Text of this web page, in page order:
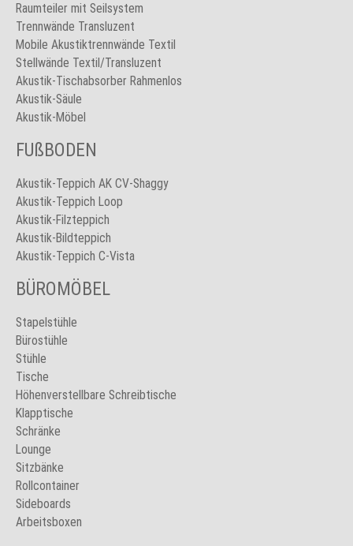
Raumteiler mit Seilsystem
Trennwände Transluzent
Mobile Akustiktrennwände Textil
Stellwände Textil/Transluzent
Akustik-Tischabsorber Rahmenlos
Akustik-Säule
Akustik-Möbel
FUßBODEN
Akustik-Teppich AK CV-Shaggy
Akustik-Teppich Loop
Akustik-Filzteppich
Akustik-Bildteppich
Akustik-Teppich C-Vista
BÜROMÖBEL
Stapelstühle
Bürostühle
Stühle
Tische
Höhenverstellbare Schreibtische
Klapptische
Schränke
Lounge
Sitzbänke
Rollcontainer
Sideboards
Arbeitsboxen